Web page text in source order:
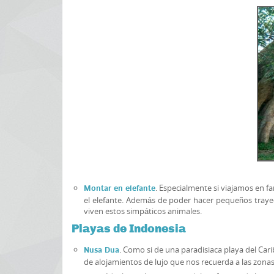
Montar en elefante. Especialmente si viajamos en
el elefante. Además de poder hacer pequeños
viven estos simpáticos animales.
Playas de Indonesia
Nusa Dua. Como si de una paradisiaca playa del
de alojamientos de lujo que nos recuerda a las